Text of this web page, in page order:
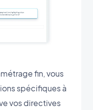
fin, vous
spécifiques à
vos directives